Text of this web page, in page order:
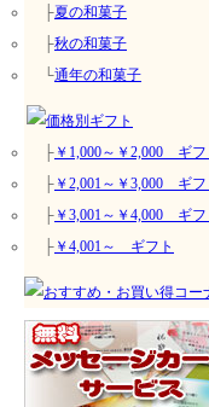
├夏の和菓子
├秋の和菓子
└通年の和菓子
├ ￥1,000～￥2,000 ギフ
├ ￥2,001～￥3,000 ギフ
├ ￥3,001～￥4,000 ギフ
├ ￥4,001～ ギフト